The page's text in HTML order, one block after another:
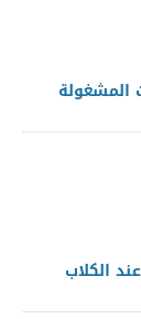
الكلاب